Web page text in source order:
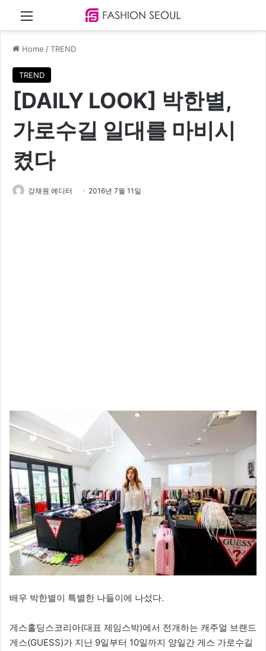
Home /TREND
TREND
[DAILY LOOK] 박한별,
가로수길 일대를 마비시
켰다
강채원 에디터 2016년 7월 11일
배우 박한별이 특별한 나들이에 나섰다.
게스홀딩스코리아(대표 제임스박)에서 전개하는 캐주얼 브랜드
게스(GUESS)가 지난 9일부터 10일까지 양일간 게스 가로수길